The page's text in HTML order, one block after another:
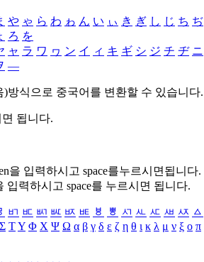
や ゃ ら わ ゎ ん い ぃ き ぎ し じ ち ぢ
ろ を
ャ ラ ワ ヮ ン イ ィ キ ギ シ ジ チ ヂ ニ
―
)방식으로 중국어를 변환할 수 있습니다.
됩니다.
을 입력하시고 space를누르시면됩니다.
입력하시고 space를 누르시면 됩니다.
ㅲ ㅳ ㅴ ㅵ ㅶ ㅷ ㅸ ㅹ ㅺ ㅻ ㅼ ㅽ ㅾ ㅿ
Σ ΤΥ Φ Χ Ψ Ω α β γ δ ε ζ η θ ι κ λ μ ν ξ ο π